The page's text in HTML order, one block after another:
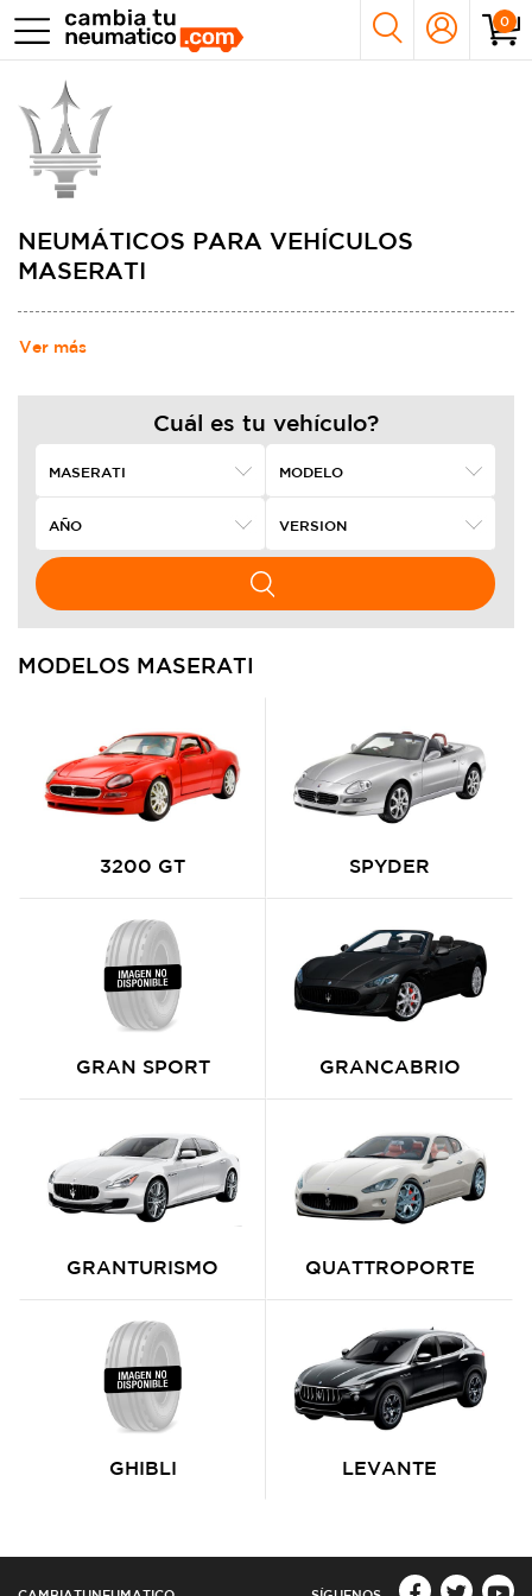
0
NEUMÁTICOS PARA VEHÍCULOS
MASERATI
Ver más
Cuál es tu vehículo?
MODELOS MASERATI
3200 GT SPYDER
GRAN SPORT GRANCABRIO
GRANTURISMO QUATTROPORTE
GHIBLI LEVANTE